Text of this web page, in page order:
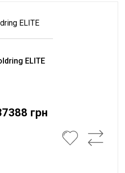
ELITE
грн